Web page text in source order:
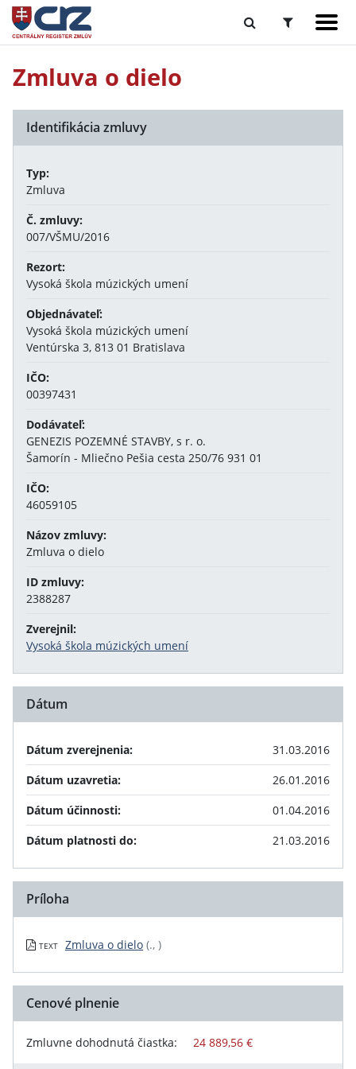
Zmluva o dielo
Identifikácia zmluvy
Typ:
Zmluva
Č. zmluvy:
007/VŠMU/2016
Rezort:
Vysoká škola múzických umení
Objednávateľ:
Vysoká škola múzických umení
Ventúrska 3, 813 01 Bratislava
IČO:
00397431
Dodávateľ:
GENEZIS POZEMNÉ STAVBY, s r. o.
Šamorín - Mliečno Pešia cesta 250/76 931 01
IČO:
46059105
Názov zmluvy:
Zmluva o dielo
ID zmluvy:
2388287
Zverejnil:
Vysoká škola múzických umení
Dátum
Dátum zverejnenia:
31.03.2016
Dátum uzavretia:
26.01.2016
Dátum účinnosti:
01.04.2016
Dátum platnosti do:
21.03.2016
Príloha
TEXT Zmluva o dielo (., )
Cenové plnenie
Zmluvne dohodnutá čiastka: 24 889,56 €